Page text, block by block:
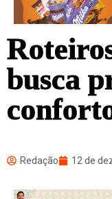
busca
Redação 12 de